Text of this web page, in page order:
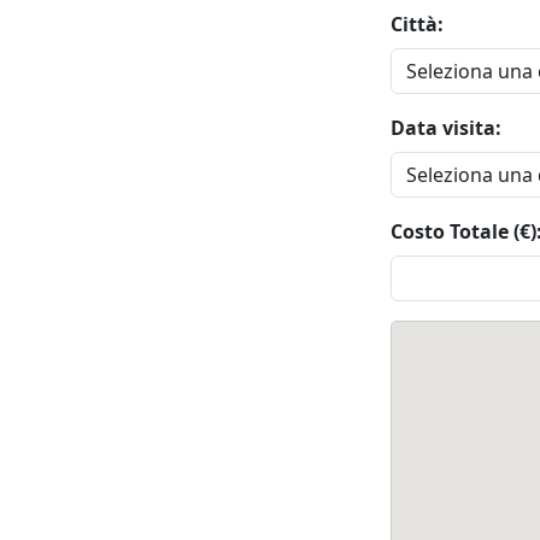
Città:
Data visita:
Costo Totale